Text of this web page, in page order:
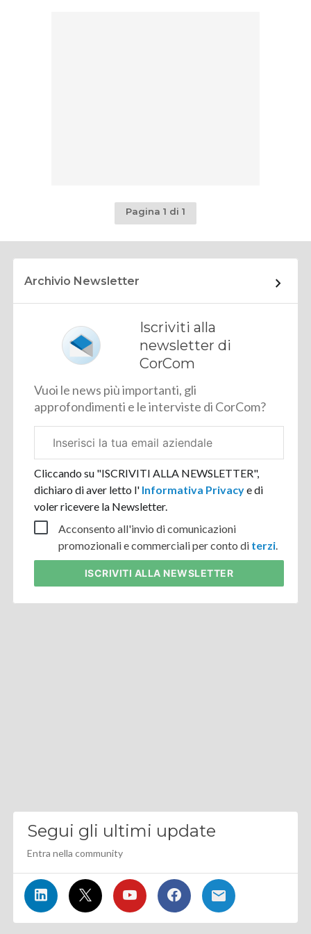
Pagina 1 di 1
Archivio Newsletter
Iscriviti alla
newsletter di
CorCom
Vuoi le news più importanti, gli
approfondimenti e le interviste di CorCom?
aziendale
Cliccando su "ISCRIVITI ALLA NEWSLETTER",
dichiaro di aver letto l' Informativa Privacye di
voler ricevere la Newsletter.
Acconsento all'invio di comunicazioni
promozionali e commerciali per conto di terzi.
ISCRIVITI ALLA NEWSLETTER
Segui gli ultimi update
Entra nella community